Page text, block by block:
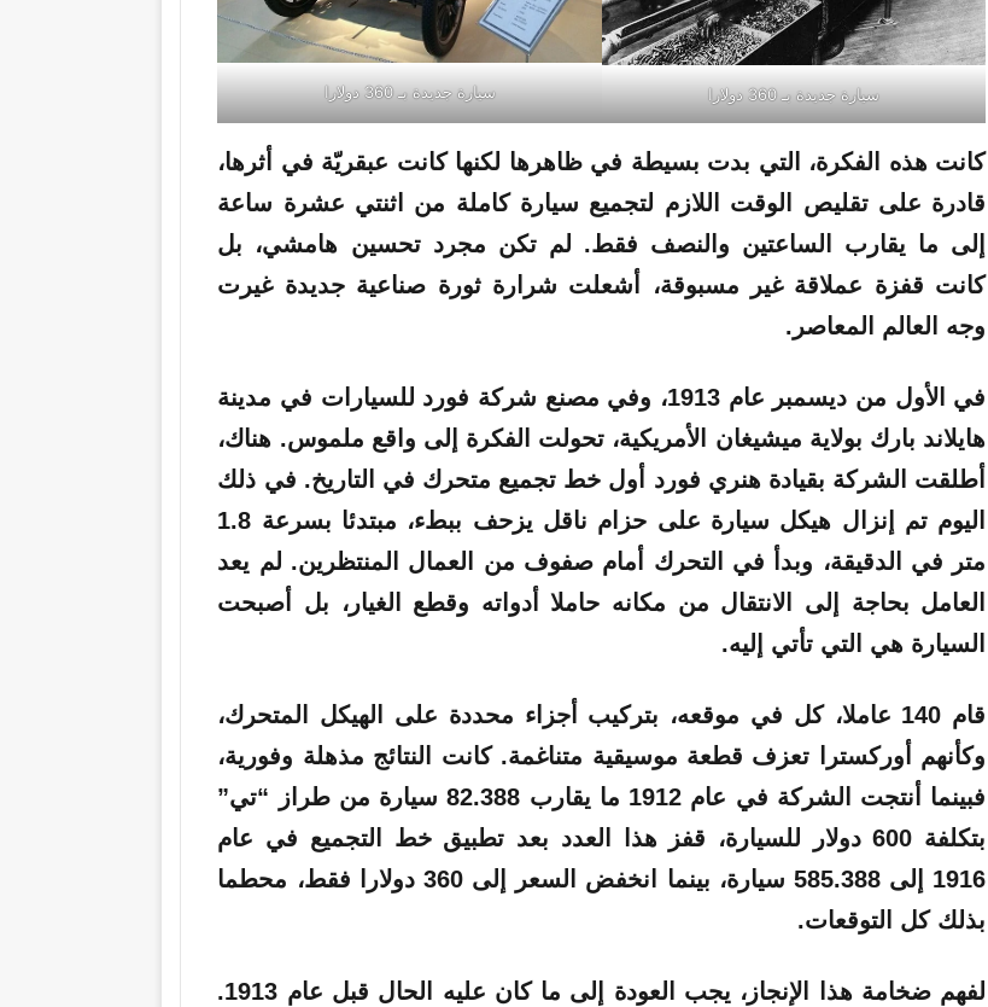
سيارة جديدة بـ 360 دولارا سيارة جديدة بـ 360 دولارا
كانت هذه الفكرة، التي بدت بسيطة في ظاهرها لكنها كانت عبقريّة في أثرها،
قادرة على تقليص الوقت اللازم لتجميع سيارة كاملة من اثنتي عشرة ساعة
إلى ما يقارب الساعتين والنصف فقط. لم تكن مجرد تحسين هامشي، بل
كانت قفزة عملاقة غير مسبوقة، أشعلت شرارة ثورة صناعية جديدة غيرت
وجه العالم المعاصر.
في الأول من ديسمبر عام 1913، وفي مصنع شركة فورد للسيارات في مدينة
هايلاند بارك بولاية ميشيغان الأمريكية، تحولت الفكرة إلى واقع ملموس. هناك،
أطلقت الشركة بقيادة هنري فورد أول خط تجميع متحرك في التاريخ. في ذلك
اليوم تم إنزال هيكل سيارة على حزام ناقل يزحف ببطء، مبتدئا بسرعة 1.8
متر في الدقيقة، وبدأ في التحرك أمام صفوف من العمال المنتظرين. لم يعد
العامل بحاجة إلى الانتقال من مكانه حاملا أدواته وقطع الغيار، بل أصبحت
السيارة هي التي تأتي إليه.
قام 140 عاملا، كل في موقعه، بتركيب أجزاء محددة على الهيكل المتحرك،
وكأنهم أوركسترا تعزف قطعة موسيقية متناغمة. كانت النتائج مذهلة وفورية،
فبينما أنتجت الشركة في عام 1912 ما يقارب 82.388 سيارة من طراز “تي”
بتكلفة 600 دولار للسيارة، قفز هذا العدد بعد تطبيق خط التجميع في عام
1916 إلى 585.388 سيارة، بينما انخفض السعر إلى 360 دولارا فقط، محطما
بذلك كل التوقعات.
لفهم ضخامة هذا الإنجاز، يجب العودة إلى ما كان عليه الحال قبل عام 1913.